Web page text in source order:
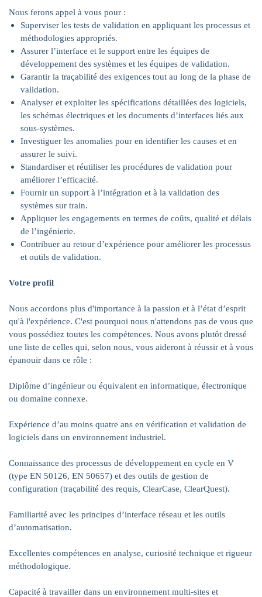
Nous ferons appel à vous pour :
Superviser les tests de validation en appliquant les processus et
méthodologies appropriés.
Assurer l’interface et le support entre les équipes de
développement des systèmes et les équipes de validation.
Garantir la traçabilité des exigences tout au long de la phase de
validation.
Analyser et exploiter les spécifications détaillées des logiciels,
les schémas électriques et les documents d’interfaces liés aux
sous-systèmes.
Investiguer les anomalies pour en identifier les causes et en
assurer le suivi.
Standardiser et réutiliser les procédures de validation pour
améliorer l’efficacité.
Fournir un support à l’intégration et à la validation des
systèmes sur train.
Appliquer les engagements en termes de coûts, qualité et délais
de l’ingénierie.
Contribuer au retour d’expérience pour améliorer les processus
et outils de validation.
Votre profil
Nous accordons plus d'importance à la passion et à l’état d’esprit
qu'à l'expérience. C'est pourquoi nous n'attendons pas de vous que
vous possédiez toutes les compétences. Nous avons plutôt dressé
une liste de celles qui, selon nous, vous aideront à réussir et à vous
épanouir dans ce rôle :
Diplôme d’ingénieur ou équivalent en informatique, électronique
ou domaine connexe.
Expérience d’au moins quatre ans en vérification et validation de
logiciels dans un environnement industriel.
Connaissance des processus de développement en cycle en V
(type EN 50126, EN 50657) et des outils de gestion de
configuration (traçabilité des requis, ClearCase, ClearQuest).
Familiarité avec les principes d’interface réseau et les outils
d’automatisation.
Excellentes compétences en analyse, curiosité technique et rigueur
méthodologique.
Capacité à travailler dans un environnement multi-sites et